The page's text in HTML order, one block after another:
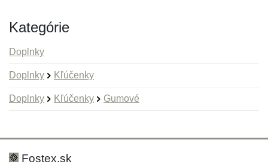
Kategórie
Doplnky
Doplnky Kľúčenky
Doplnky Kľúčenky Gumové
Hodnotenie:
Meno:
Fostex.sk